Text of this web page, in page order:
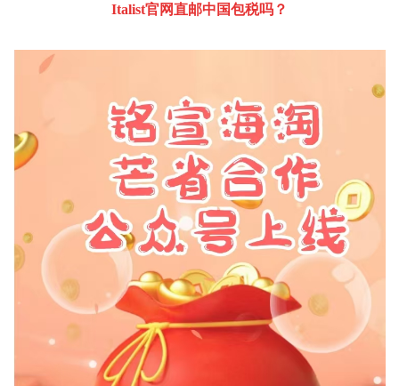
Italist官网直邮中国包税吗？